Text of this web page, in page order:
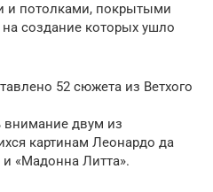
и потолками, покрытыми
создание которых ушло
52 сюжета из Ветхого
внимание двум из
картинам Леонардо да
«Мадонна Литта».